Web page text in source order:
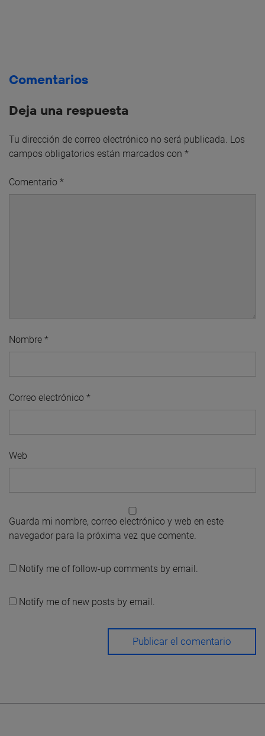
Comentarios
Deja una respuesta
Tu dirección de correo electrónico no será publicada. Los
campos obligatorios están marcados con *
Comentario *
Nombre *
Correo electrónico *
Web
Guarda mi nombre, correo electrónico y web en este
navegador para la próxima vez que comente.
Notify me of follow-up comments by email.
Notify me of new posts by email.